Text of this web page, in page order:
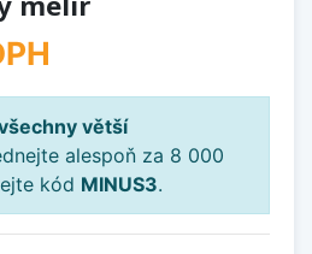
větší
alespoň za 8 000
kód MINUS3.